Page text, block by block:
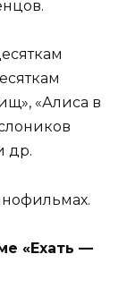
«Алиса в
др.
«Ехать —